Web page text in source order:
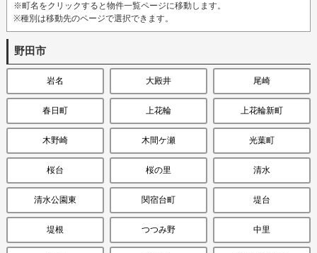
※町名をクリックすると物件一覧ページに移動します。
※種別は移動先のページで選択できます。
野田市
岩名 大殿井 尾崎
春日町 上花輪 上花輪新町
木野崎 木間ケ瀬 光葉町
桜台 桜の里 清水
清水公園東 関宿台町 堤台
堤根 つつみ野 中里